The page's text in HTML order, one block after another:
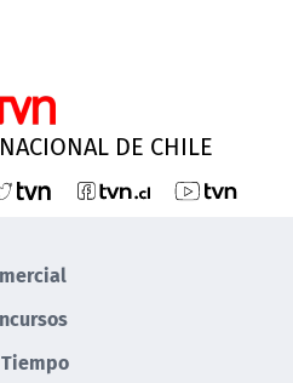
DE CHILE